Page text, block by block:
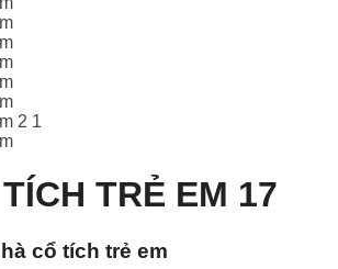
TRẺ EM 17
cổ tích trẻ em